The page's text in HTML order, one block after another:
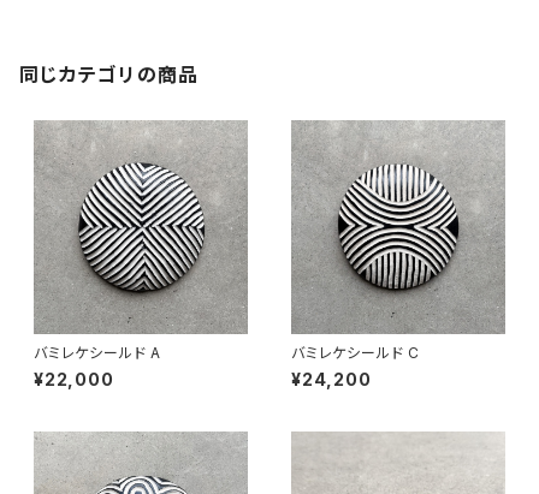
同じカテゴリの商品
バミレケシールド A
¥22,000
バミレケシールド C
¥24,200